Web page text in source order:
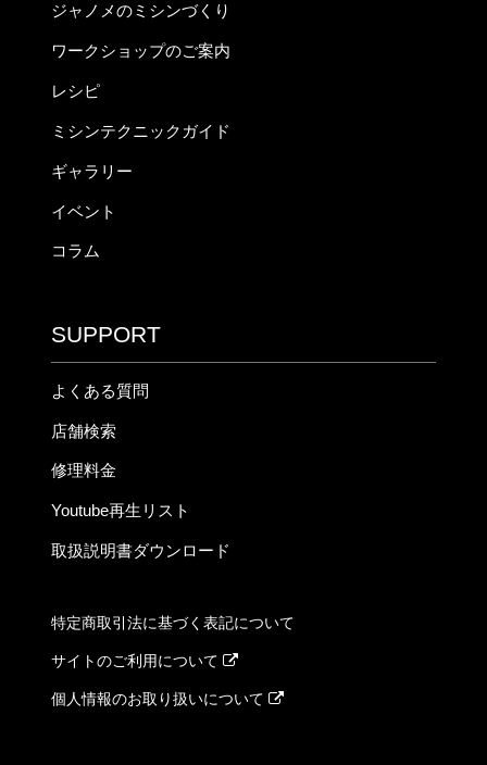
ジャノメのミシンづくり
ワークショップのご案内
レシピ
ミシンテクニックガイド
ギャラリー
イベント
コラム
SUPPORT
よくある質問
店舗検索
修理料金
Youtube再生リスト
取扱説明書ダウンロード
特定商取引法に基づく表記について
サイトのご利用について
個人情報のお取り扱いについて